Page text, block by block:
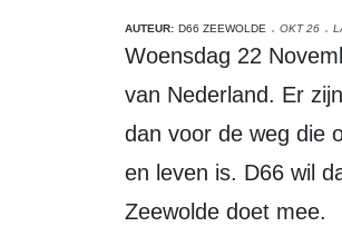
AUTEUR: D66 ZEEWOLDE OKT 26
Woensdag 22 November is een belangrijke dag voor de toekomst
van Nederland. Er
dan voor de weg die
en leven is. D66 wil
Zeewolde doet mee.